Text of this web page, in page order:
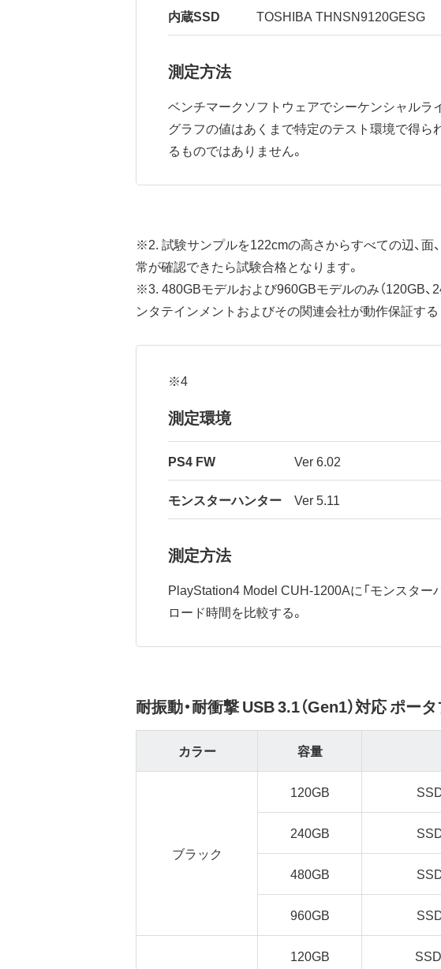
内蔵SSD TOSHIBA THNSN9120GESG
測定方法
ベンチマークソフトウェアでシーケンシャルラ
グラフの値はあくまで特定のテスト環境で得ら
るものではありません。
※2. 試験サンプルを122cmの高さからすべての辺、
常が確認できたら試験合格となります。
※3. 480GBモデルおよび960GBモデルのみ（120GB、
ンタテインメントおよびその関連会社が動作保証する
※4
測定環境
PS4 FW Ver 6.02
モンスターハンター Ver 5.11
測定方法
PlayStation4 Model CUH-1200Aに「モンスター
ロード時間を比較する。
耐振動・耐衝撃 USB 3.1（Gen1）対応 ポー
カラー 容量
ブラック
120GB
240GB
480GB
960GB
120GB